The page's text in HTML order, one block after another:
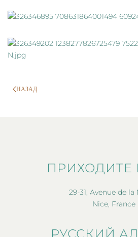
НАЗАД
ПРИХОДИТЕ
29-31, Avenue de la
Nice, France
РУССКИЙ